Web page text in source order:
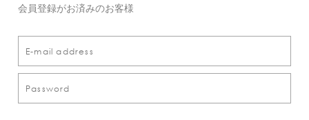
会員登録がお済みのお客様